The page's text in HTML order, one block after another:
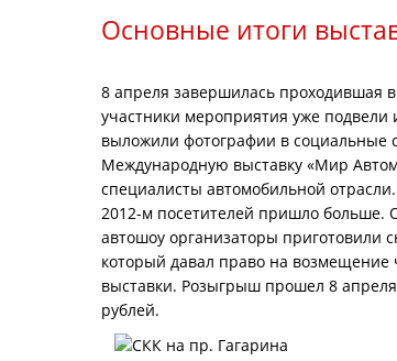
Основные итоги
8 апреля завершилась проходившая
участники мероприятия уже подвели
выложили фотографии в социальные
Международную выставку «Мир
специалисты автомобильной
2012-м посетителей пришло больше.
автошоу организаторы приготовили
который давал право на возмещение
выставки. Розыгрыш прошел 8
рублей.